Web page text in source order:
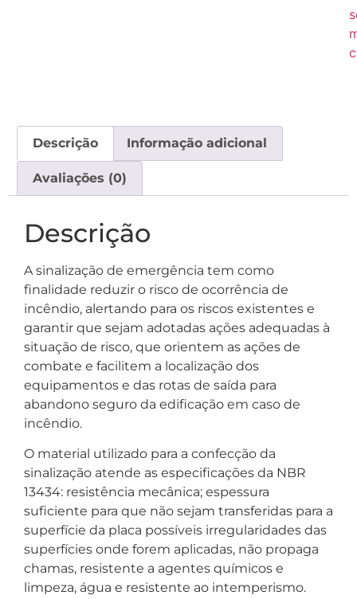
Descrição Informação adicional
Avaliações (0)
Descrição
A sinalização de emergência tem como
finalidade reduzir o risco de ocorrência de
incêndio, alertando para os riscos existentes e
garantir que sejam adotadas ações adequadas à
situação de risco, que orientem as ações de
combate e facilitem a localização dos
equipamentos e das rotas de saída para
abandono seguro da edificação em caso de
incêndio.
O material utilizado para a confecção da
sinalização atende as especificações da NBR
13434: resistência mecânica; espessura
suficiente para que não sejam transferidas para a
superfície da placa possíveis irregularidades das
superfícies onde forem aplicadas, não propaga
chamas, resistente a agentes químicos e
limpeza, água e resistente ao intemperismo.